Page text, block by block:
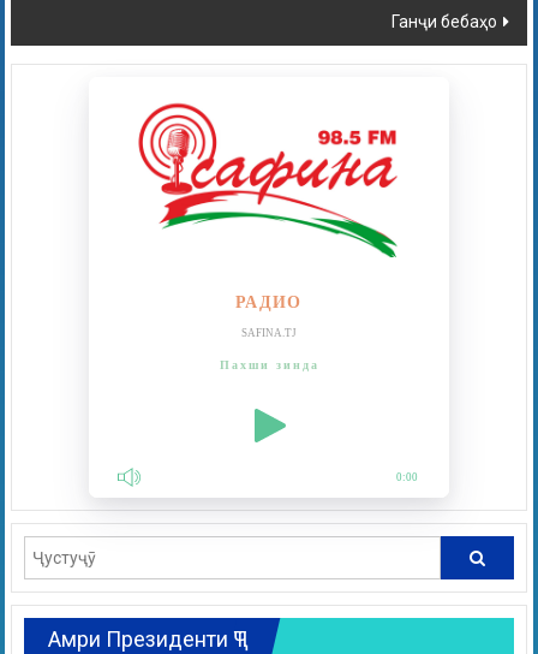
Ганҷи бебаҳо
РАДИО
SAFINA.TJ
Пахши зинда
0:00
Амри Президенти ҶТ